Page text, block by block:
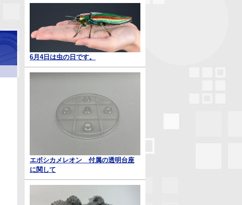
6月4日は虫の日です。
エボシカメレオン 付属の透明台座
に関して